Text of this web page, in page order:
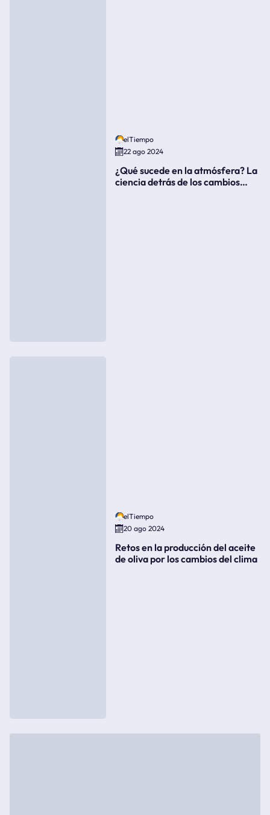
elTiempo
22 ago 2024
¿Qué sucede en la atmósfera? La
ciencia detrás de los cambios
elTiempo
20 ago 2024
Retos en la producción del aceite
de oliva por los cambios del clima